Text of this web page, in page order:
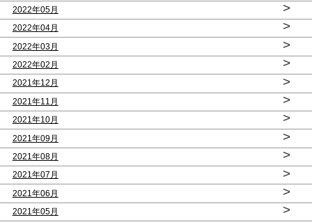
2022年05月 >
2022年04月 >
2022年03月 >
2022年02月 >
2021年12月 >
2021年11月 >
2021年10月 >
2021年09月 >
2021年08月 >
2021年07月 >
2021年06月 >
2021年05月 >